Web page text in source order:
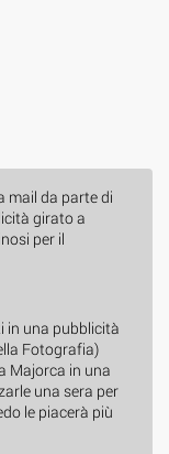
mail da parte di
girato a
per il
in una pubblicità
Fotografia)
Majorca in una
una sera per
le piacerà più